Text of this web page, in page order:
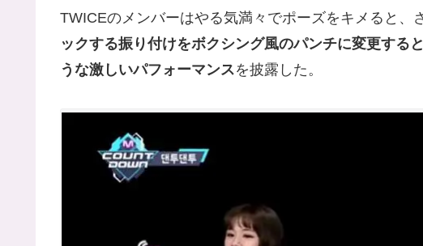
TWICEのメンバーはやる気満々でポーズをキメると、
ックする振り付けをボクシング風のパンチに変更する
うな激しいパフォーマンスを披露した。